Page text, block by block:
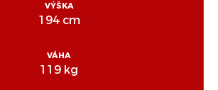
VÝŠKA
194 cm
VÁHA
119 kg